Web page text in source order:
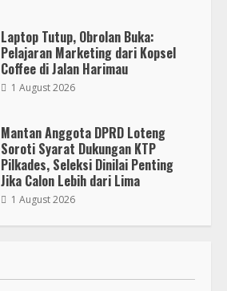
Laptop Tutup, Obrolan Buka:
Pelajaran Marketing dari Kopsel
Coffee di Jalan Harimau
1 August 2026
Mantan Anggota DPRD Loteng
Soroti Syarat Dukungan KTP
Pilkades, Seleksi Dinilai Penting
Jika Calon Lebih dari Lima
1 August 2026